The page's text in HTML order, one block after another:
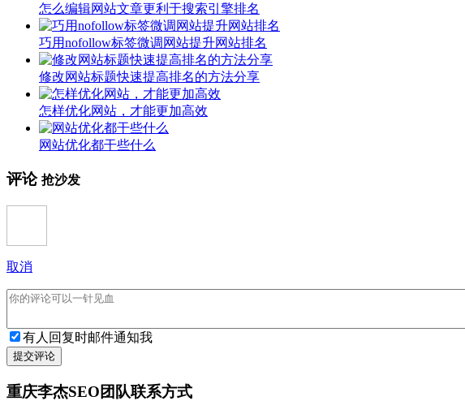
怎么编辑网站文章更利于搜索引擎排名
巧用nofollow标签微调网站提升网站排名
修改网站标题快速提高排名的方法分享
怎样优化网站，才能更加高效
网站优化都干些什么
评论 抢沙发
取消
有人回复时邮件通知我
提交评论
重庆李杰SEO团队联系方式